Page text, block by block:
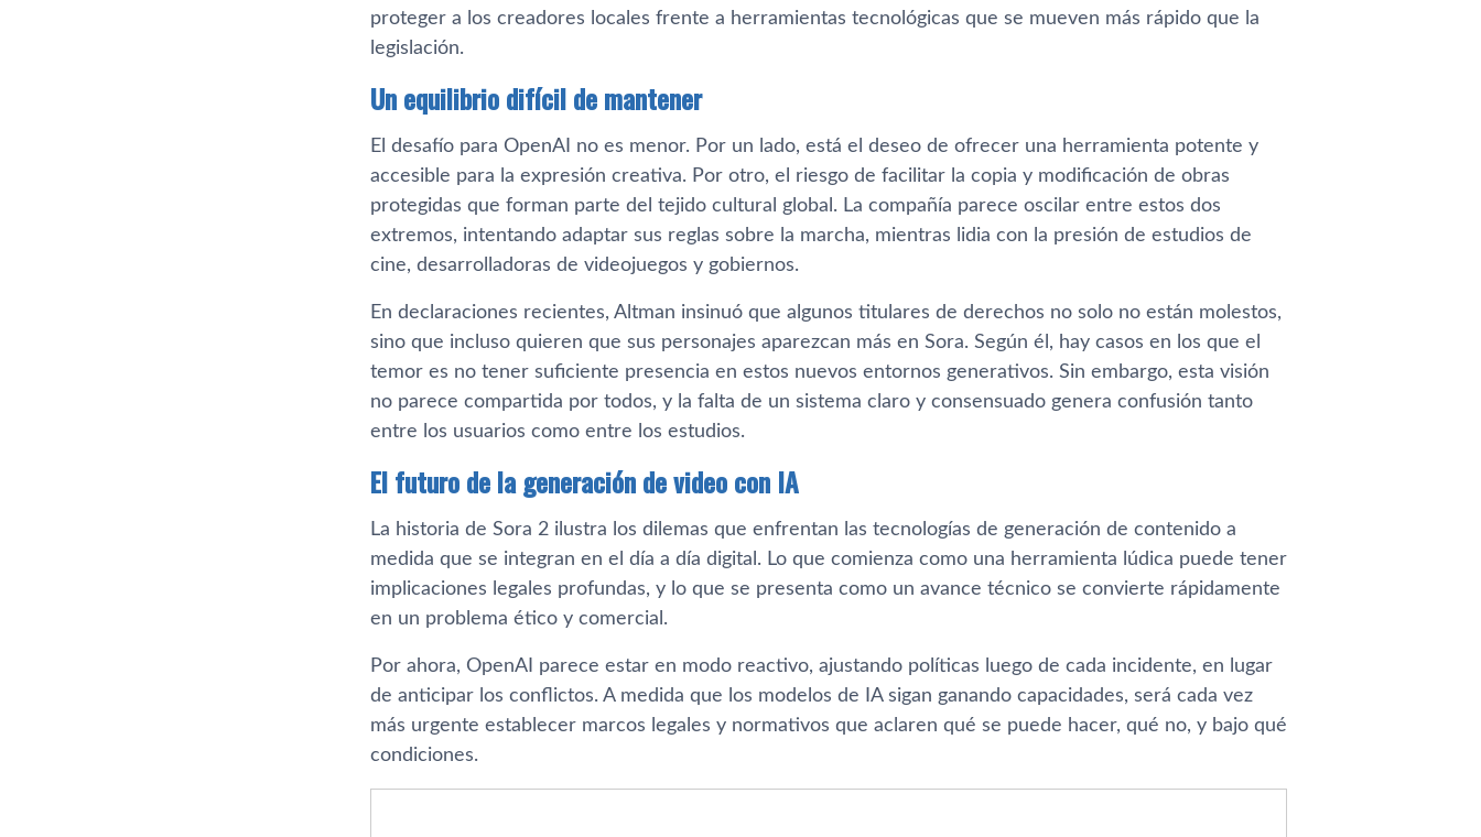
proteger a los creadores locales frente a herramientas tecnológicas que se mueven más rápido que la
legislación.
Un equilibrio difícil de mantener
El desafío para OpenAI no es menor. Por un lado, está el deseo de ofrecer una herramienta potente y
accesible para la expresión creativa. Por otro, el riesgo de facilitar la copia y modificación de obras
protegidas que forman parte del tejido cultural global. La compañía parece oscilar entre estos dos
extremos, intentando adaptar sus reglas sobre la marcha, mientras lidia con la presión de estudios de
cine, desarrolladoras de videojuegos y gobiernos.
En declaraciones recientes, Altman insinuó que algunos titulares de derechos no solo no están molestos,
sino que incluso quieren que sus personajes aparezcan más en Sora. Según él, hay casos en los que el
temor es no tener suficiente presencia en estos nuevos entornos generativos. Sin embargo, esta visión
no parece compartida por todos, y la falta de un sistema claro y consensuado genera confusión tanto
entre los usuarios como entre los estudios.
El futuro de la generación de video con IA
La historia de Sora 2 ilustra los dilemas que enfrentan las tecnologías de generación de contenido a
medida que se integran en el día a día digital. Lo que comienza como una herramienta lúdica puede tener
implicaciones legales profundas, y lo que se presenta como un avance técnico se convierte rápidamente
en un problema ético y comercial.
Por ahora, OpenAI parece estar en modo reactivo, ajustando políticas luego de cada incidente, en lugar
de anticipar los conflictos. A medida que los modelos de IA sigan ganando capacidades, será cada vez
más urgente establecer marcos legales y normativos que aclaren qué se puede hacer, qué no, y bajo qué
condiciones.